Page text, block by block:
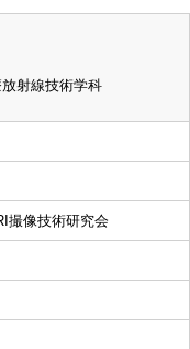
射線技術学科
撮像技術研究会